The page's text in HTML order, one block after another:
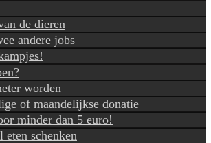
de dieren
andere jobs
worden
of maandelijkse donatie
minder dan 5 euro!
eten schenken